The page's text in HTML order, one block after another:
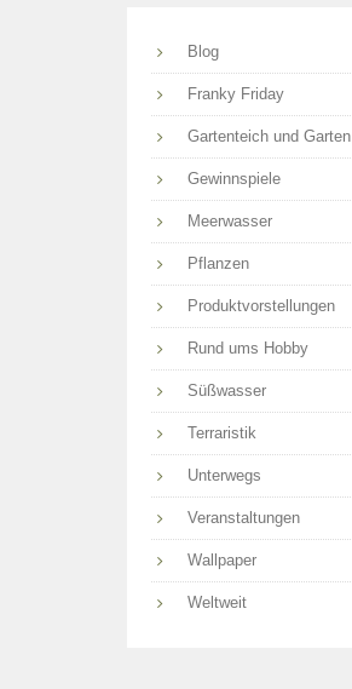
Blog
Franky Friday
Gartenteich und Garten
Gewinnspiele
Meerwasser
Pflanzen
Produktvorstellungen
Rund ums Hobby
Süßwasser
Terraristik
Unterwegs
Veranstaltungen
Wallpaper
Weltweit